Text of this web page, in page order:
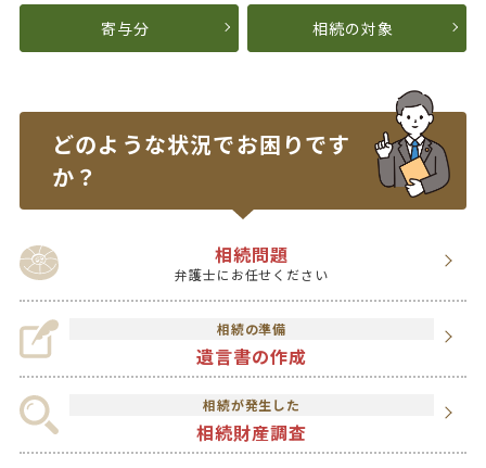
寄与分 相続の対象
どのような状況でお困りです
か？
相続問題
弁護士にお任せください
相続の準備
遺言書の作成
相続が発生した
相続財産調査